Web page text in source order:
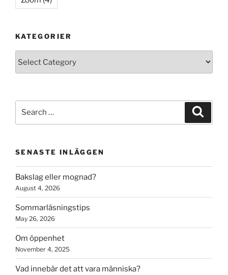
KATEGORIER
SENASTE INLÄGGEN
Bakslag eller mognad?
August 4, 2026
Sommarläsningstips
May 26, 2026
Om öppenhet
November 4, 2025
Vad innebär det att vara människa?